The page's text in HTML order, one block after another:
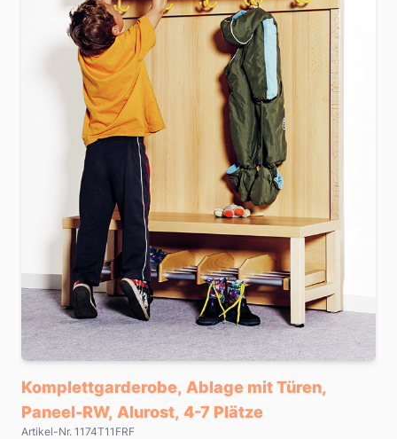
Komplettgarderobe, Ablage mit Türen,
Paneel-RW, Alurost, 4-7 Plätze
Artikel-Nr. 1174T11FRF